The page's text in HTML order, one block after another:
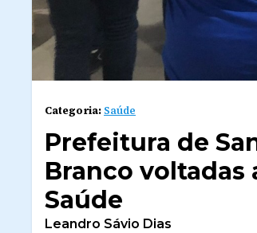
Categoria: Saúde
Prefeitura de
Branco voltadas
Saúde
Leandro Sávio Dias